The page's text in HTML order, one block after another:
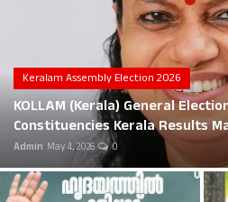
Career
Education
Business
Local News
Keralam Assembly Election 2026
KOLLAM (Kerala) General
Constituencies Kerala Results
Admin May 4, 2026 0